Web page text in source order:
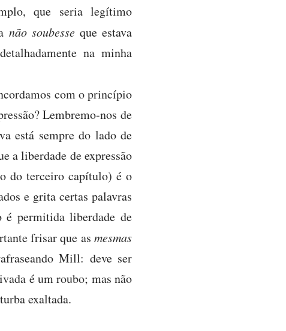
que seria legítimo
não soubesseque estava
na minha
com o princípio
Lembremo-nos de
está sempre do lado de
a liberdade de expressão
do terceiro capítulo) é o
e grita certas palavras
permitida liberdade de
frisar que as mesmas
Mill: deve ser
é um roubo; mas não
exaltada.